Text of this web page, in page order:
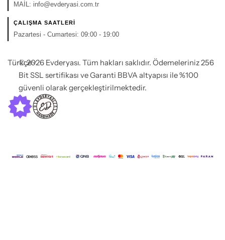
MAİL: info@evderyasi.com.tr
ÇALIŞMA SAATLERI
Pazartesi - Cumartesi: 09:00 - 19:00
Türkçe© 2026 Evderyası. Tüm hakları saklıdır. Ödemeleriniz 256
Bit SSL sertifikası ve Garanti BBVA altyapısı ile %100
güvenli olarak gerçekleştirilmektedir.